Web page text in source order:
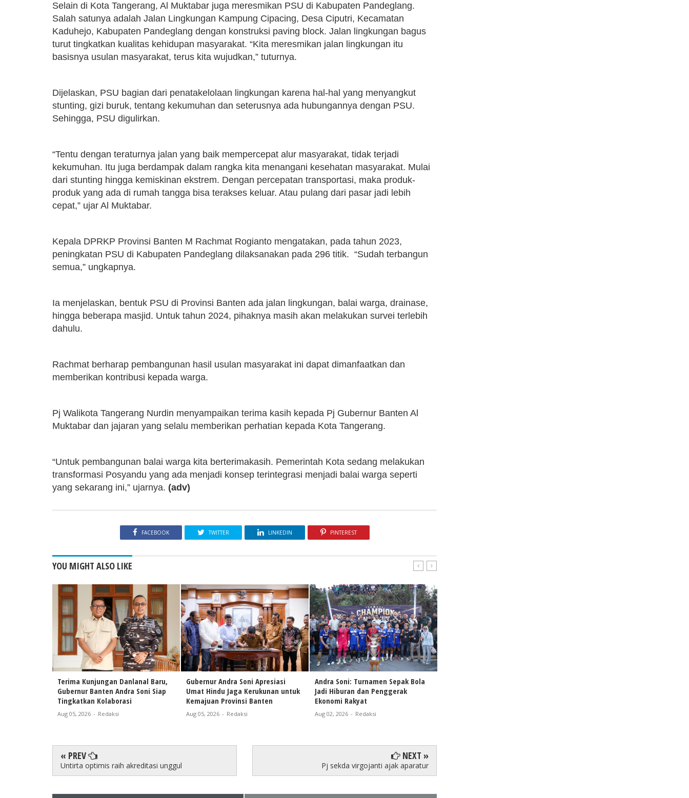
Selain di Kota Tangerang, Al Muktabar juga meresmikan PSU di Kabupaten Pandeglang.
Salah satunya adalah Jalan Lingkungan Kampung Cipacing, Desa Ciputri, Kecamatan
Kaduhejo, Kabupaten Pandeglang dengan konstruksi paving block. Jalan lingkungan bagus
turut tingkatkan kualitas kehidupan masyarakat. “Kita meresmikan jalan lingkungan itu
basisnya usulan masyarakat, terus kita wujudkan,” tuturnya.
Dijelaskan, PSU bagian dari penatakelolaan lingkungan karena hal-hal yang menyangkut
stunting, gizi buruk, tentang kekumuhan dan seterusnya ada hubungannya dengan PSU.
Sehingga, PSU digulirkan.
“Tentu dengan teraturnya jalan yang baik mempercepat alur masyarakat, tidak terjadi
kekumuhan. Itu juga berdampak dalam rangka kita menangani kesehatan masyarakat. Mulai
dari stunting hingga kemiskinan ekstrem. Dengan percepatan transportasi, maka produk-
produk yang ada di rumah tangga bisa terakses keluar. Atau pulang dari pasar jadi lebih
cepat,” ujar Al Muktabar.
Kepala DPRKP Provinsi Banten M Rachmat Rogianto mengatakan, pada tahun 2023,
peningkatan PSU di Kabupaten Pandeglang dilaksanakan pada 296 titik. “Sudah terbangun
semua,” ungkapnya.
Ia menjelaskan, bentuk PSU di Provinsi Banten ada jalan lingkungan, balai warga, drainase,
hingga beberapa masjid. Untuk tahun 2024, pihaknya masih akan melakukan survei terlebih
dahulu.
Rachmat berharap pembangunan hasil usulan masyarakat ini dapat dimanfaatkan dan
memberikan kontribusi kepada warga.
Pj Walikota Tangerang Nurdin menyampaikan terima kasih kepada Pj Gubernur Banten Al
Muktabar dan jajaran yang selalu memberikan perhatian kepada Kota Tangerang.
“Untuk pembangunan balai warga kita berterimakasih. Pemerintah Kota sedang melakukan
transformasi Posyandu yang ada menjadi konsep terintegrasi menjadi balai warga seperti
yang sekarang ini,” ujarnya. (adv)
FACEBOOK TWITTER LINKEDIN PINTEREST
YOU MIGHT ALSO LIKE
Terima Kunjungan Danlanal Baru,
Gubernur Banten Andra Soni Siap
Tingkatkan Kolaborasi
Aug 05, 2026 - Redaksi
Gubernur Andra Soni Apresiasi
Umat Hindu Jaga Kerukunan untuk
Kemajuan Provinsi Banten
Aug 05, 2026 - Redaksi
Andra Soni: Turnamen Sepak Bola
Jadi Hiburan dan Penggerak
Ekonomi Rakyat
Aug 02, 2026 - Redaksi
« PREV
Untirta optimis raih akreditasi unggul
NEXT »
Pj sekda virgojanti ajak aparatur